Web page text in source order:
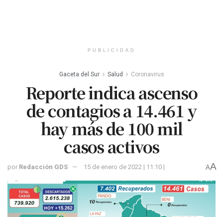
PUBLICIDAD
Gaceta del Sur Salud Coronavirus
Reporte indica ascenso
de contagios a 14.461 y
hay más de 100 mil
casos activos
por Redacción GDS 15 de enero de 2022 | 11:10 | AA